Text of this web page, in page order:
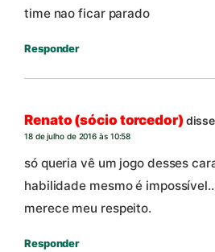
time nao ficar parado
Responder
Renato (sócio torcedor)
18 de julho de 2016 às 10:58
só queria vê um jogo desses
habilidade mesmo é
merece meu respeito.
Responder